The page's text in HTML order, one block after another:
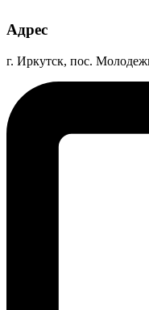
Адрес
г. Иркутск, пос.